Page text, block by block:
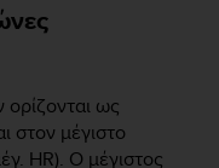
ως
στον μέγιστο
HR). Ο μέγιστος